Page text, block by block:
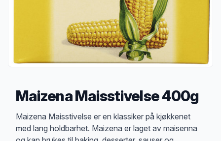
Maizena Maisstivelse 400g
Produktbeskrivelse
Maizena Maisstivelse er en klassiker på kjøkkenet
med lang holdbarhet. Maizena er laget av maisenna